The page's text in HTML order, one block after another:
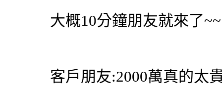
大概10分鐘朋友就來了~~
客戶朋友:2000萬真的太